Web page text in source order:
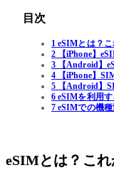
目次
1 eSIMとは？
2 【iPhone】
3 【Android】
4 【iPhone】
5 【Android】
6 eSIMを利用
7 eSIMでの機
eSIMとは？これ